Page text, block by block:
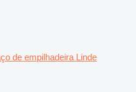
de empilhadeira Linde